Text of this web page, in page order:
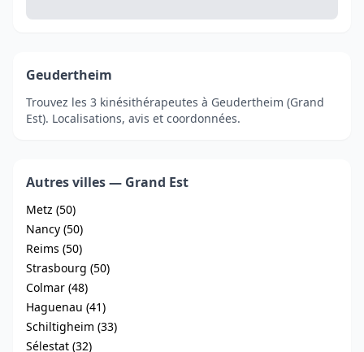
Geudertheim
Trouvez les 3 kinésithérapeutes à Geudertheim (Grand
Est). Localisations, avis et coordonnées.
Autres villes — Grand Est
Metz (50)
Nancy (50)
Reims (50)
Strasbourg (50)
Colmar (48)
Haguenau (41)
Schiltigheim (33)
Sélestat (32)